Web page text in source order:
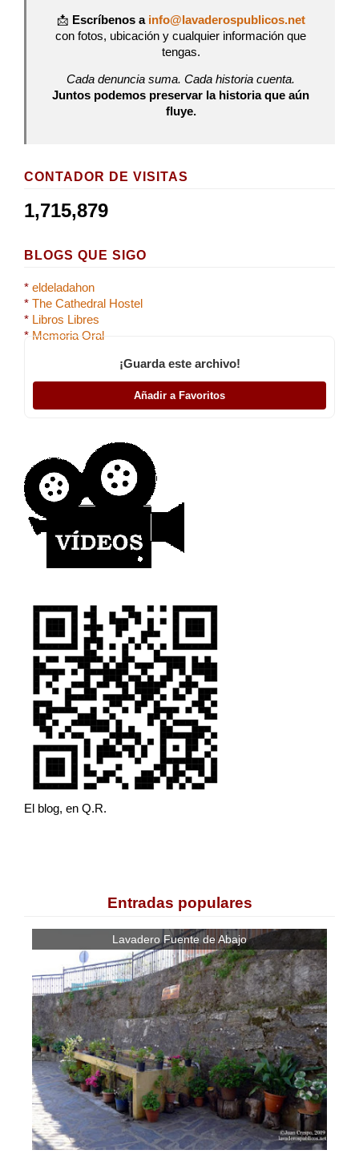
📩 Escríbenos a info@lavaderospublicos.net
con fotos, ubicación y cualquier información que
tengas.
Cada denuncia suma. Cada historia cuenta.
Juntos podemos preservar la historia que aún
fluye.
CONTADOR DE VISITAS
1,715,879
BLOGS QUE SIGO
* eldeladahon
* The Cathedral Hostel
* Libros Libres
* Memoria Oral
¡Guarda este archivo!
Añadir a Favoritos
El blog, en Q.R.
Entradas populares
Lavadero Fuente de Abajo